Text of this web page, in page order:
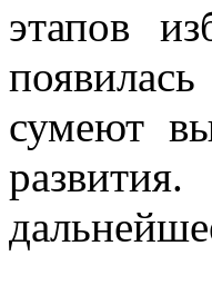
этапов
сумеют